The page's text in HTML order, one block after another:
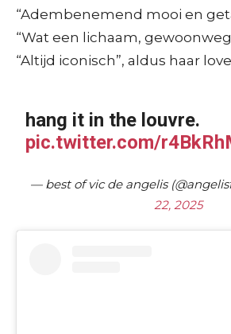
“Adembenemend mooi en
“Wat een lichaam,
“Altijd iconisch”, aldus haar
hang it in the louvre.
pic.twitter.com/
— best of vic de angelis
22, 2025